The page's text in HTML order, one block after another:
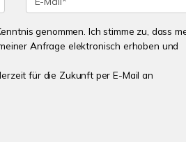
genommen. Ich stimme zu, dass
Anfrage elektronisch erhoben und
für die Zukunft per E-Mail an